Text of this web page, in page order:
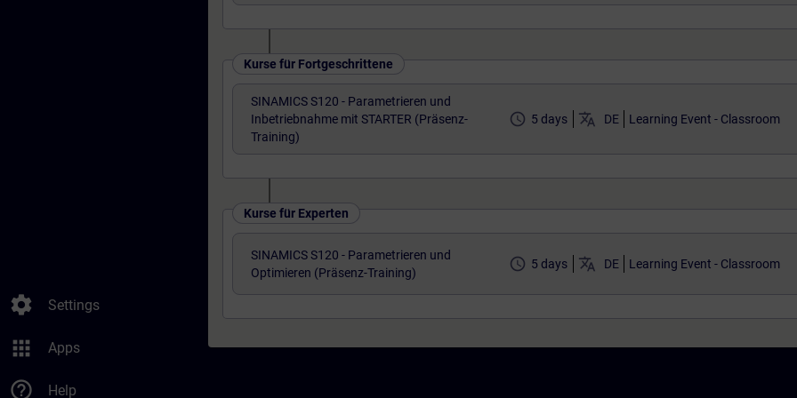
settings Settings
apps Apps
help_outline Help
Kurse für Fortgeschrittene
SINAMICS S120 - Parametrieren und
Inbetriebnahme mit STARTER (Präsenz-
Training)
access_time 5 days translate DE Learning Event - Classroom
Kurse für Experten
SINAMICS S120 - Parametrieren und
Optimieren (Präsenz-Training)
access_time 5 days translate DE Learning Event - Classroom